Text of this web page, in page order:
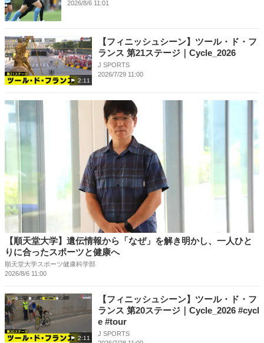
2026/8/6 11:01
2:11
【フィニッシュシーン】ツール・ド・フ
ランス 第21ステージ｜Cycle_2026
J SPORTS
2026/7/29 11:00
【順天堂大学】遺伝情報から「なぜ」を解き明かし、一人ひと
りに合ったスポーツと健康へ
順天堂大学スポーツ健康科学部
2026/8/6 11:00
2:11
【フィニッシュシーン】ツール・ド・フ
ランス 第20ステージ｜Cycle_2026 #cycl
e #tour
J SPORTS